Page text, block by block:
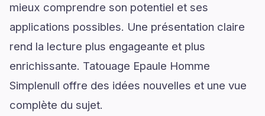
mieux comprendre son potentiel et ses
applications possibles. Une présentation claire
rend la lecture plus engageante et plus
enrichissante. Tatouage Epaule Homme
Simplenull offre des idées nouvelles et une vue
complète du sujet.